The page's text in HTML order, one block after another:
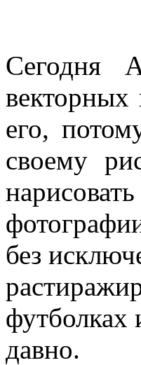
Сегодня
векторных
его,
своему
без
давно.